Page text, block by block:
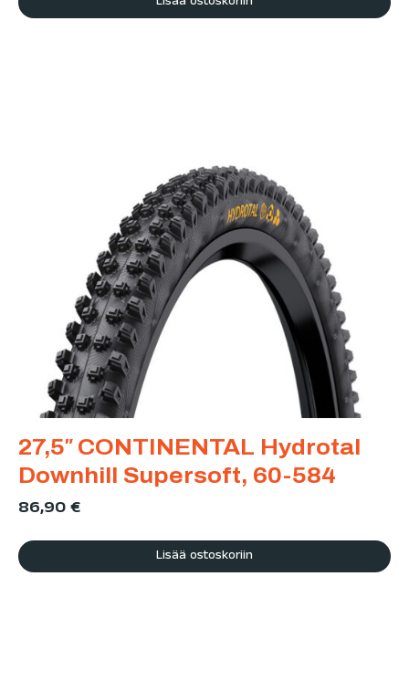
27,5″ CONTINENTAL Hydrotal
Downhill Supersoft, 60-584
86,90€
Lisää ostoskoriin